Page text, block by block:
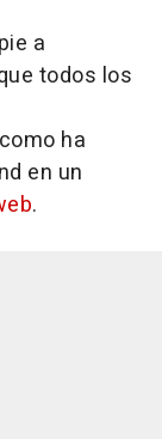
a
todos los
ha
en un
.